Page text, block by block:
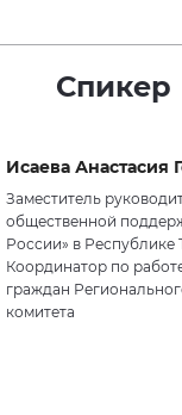
Спикер
Исаева Анастасия
Заместитель
общественной
России» в Республике
Координатор по
граждан
комитета